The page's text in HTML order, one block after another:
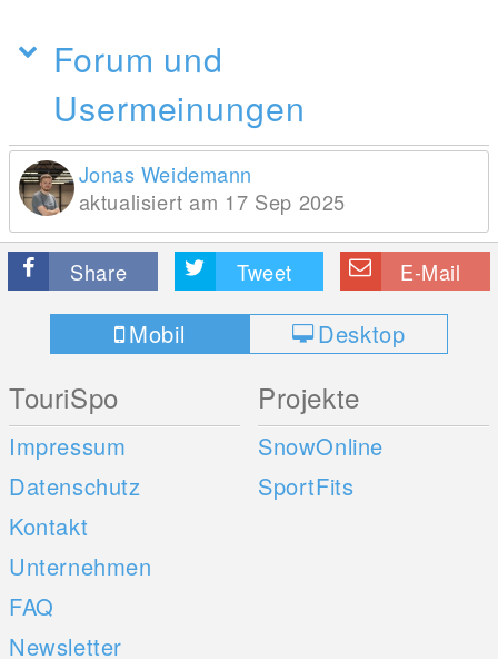
Forum und
Usermeinungen
Jonas Weidemann
aktualisiert am 17 Sep 2025
Share Tweet E-Mail
Mobil Desktop
TouriSpo
Impressum
Datenschutz
Kontakt
Unternehmen
FAQ
Newsletter
Projekte
SnowOnline
SportFits